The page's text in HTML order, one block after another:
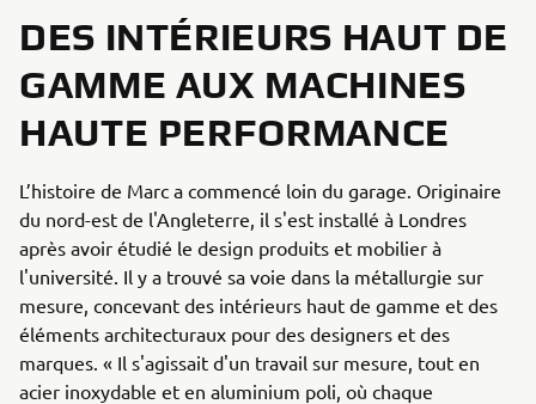
DES INTÉRIEURS HAUT DE
GAMME AUX MACHINES
HAUTE PERFORMANCE
L’histoire de Marc a commencé loin du garage. Originaire
du nord-est de l'Angleterre, il s'est installé à Londres
après avoir étudié le design produits et mobilier à
l'université. Il y a trouvé sa voie dans la métallurgie sur
mesure, concevant des intérieurs haut de gamme et des
éléments architecturaux pour des designers et des
marques. « Il s'agissait d'un travail sur mesure, tout en
acier inoxydable et en aluminium poli, où chaque